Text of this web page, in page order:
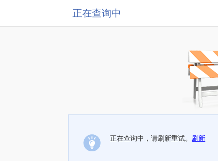
正在查询中
正在查询中，请刷新重试。 刷新